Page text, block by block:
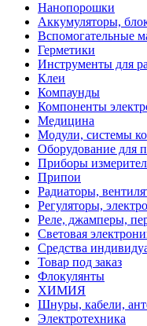
Нанопорошки
Аккумуляторы,
Вспомогательные
Герметики
Инструменты для
Клеи
Компаунды
Компоненты
Медицина
Модули, системы
Оборудование для
Приборы
Припои
Радиаторы,
Регуляторы,
Реле, джамперы,
Световая
Средства
Товар под заказ
Флокулянты
ХИМИЯ
Шнуры, кабели,
Электротехника